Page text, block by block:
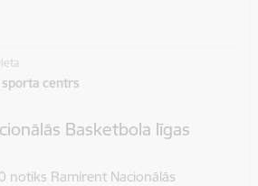
sporta centrs
Basketbola līgas
notiks Ramirent Nacionālās